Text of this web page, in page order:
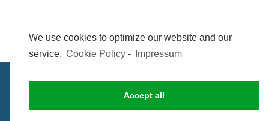
We use cookies to optimize our website and our
service. Cookie Policy - Impressum
Accept all